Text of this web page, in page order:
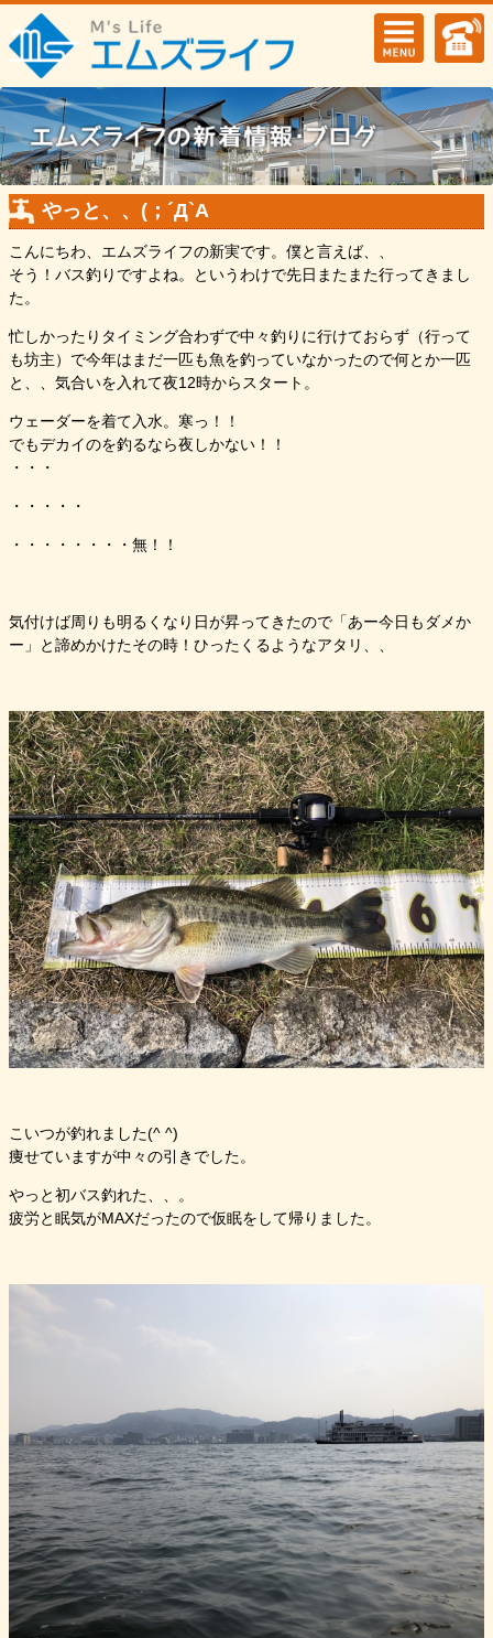
やっと、、(；´Д`A
こんにちわ、エムズライフの新実です。僕と言えば、、
そう！バス釣りですよね。というわけで先日またまた行ってきまし
た。
忙しかったりタイミング合わずで中々釣りに行けておらず（行って
も坊主）で今年はまだ一匹も魚を釣っていなかったので何とか一匹
と、、気合いを入れて夜12時からスタート。
ウェーダーを着て入水。寒っ！！
でもデカイのを釣るなら夜しかない！！
・・・
・・・・・
・・・・・・・・無！！
気付けば周りも明るくなり日が昇ってきたので「あー今日もダメか
ー」と諦めかけたその時！ひったくるようなアタリ、、
こいつが釣れました(^ ^)
痩せていますが中々の引きでした。
やっと初バス釣れた、、。
疲労と眠気がMAXだったので仮眠をして帰りました。